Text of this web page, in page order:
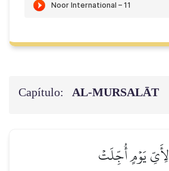
Capítulo: AL‑MURSALĀT
لِأَيِّ يَوۡمٍ أُجِّلَتۡ